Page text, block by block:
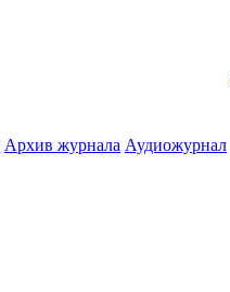
Архив журнала Аудиожурнал